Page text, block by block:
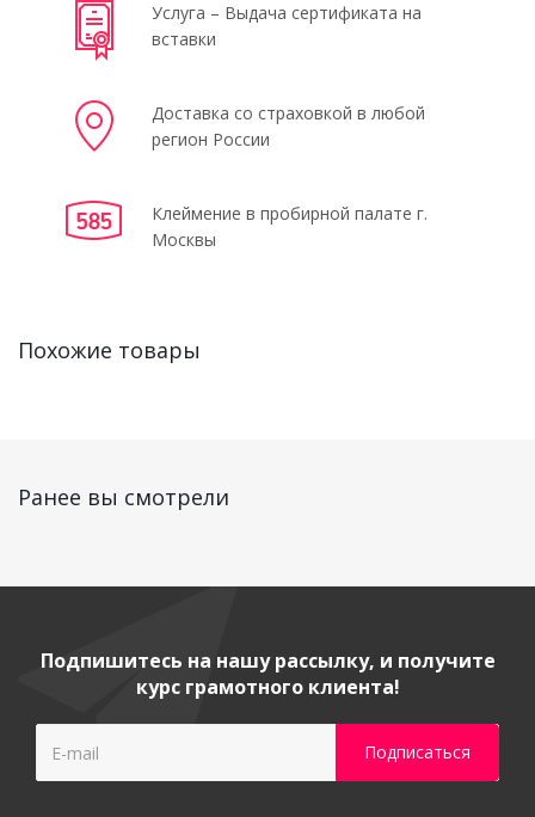
Услуга – Выдача сертификата на
вставки
Доставка со страховкой в любой
регион России
Клеймение в пробирной палате г.
Москвы
Похожие товары
Ранее вы смотрели
Подпишитесь на нашу рассылку, и получите
курс грамотного клиента!